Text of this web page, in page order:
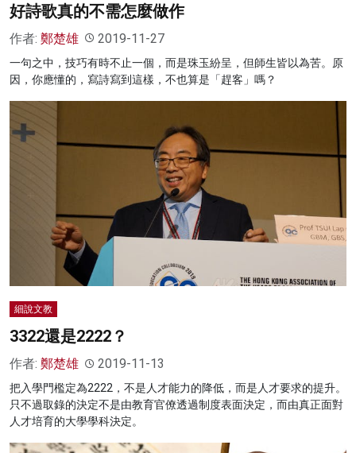
好詩歌真的不需怎麼做作
作者: 鄭楚雄 2019-11-27
一句之中，技巧有時不止一個，而是珠玉紛呈，但師生皆以為苦。原
因，你應懂的，寫詩寫到這樣，不也算是「趕客」嗎？
細說文教
3322還是2222？
作者: 鄭楚雄 2019-11-13
把入學門檻定為2222，不是人才能力的降低，而是人才要求的提升。
只不過取錄的決定不是由教育官僚透過制度表面決定，而由真正面對
人才培育的大學學科決定。